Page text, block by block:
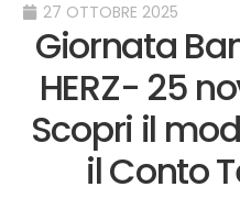
27 OTTOBRE 2025
Giornata
HERZ- 25
Scopri il
il Conto